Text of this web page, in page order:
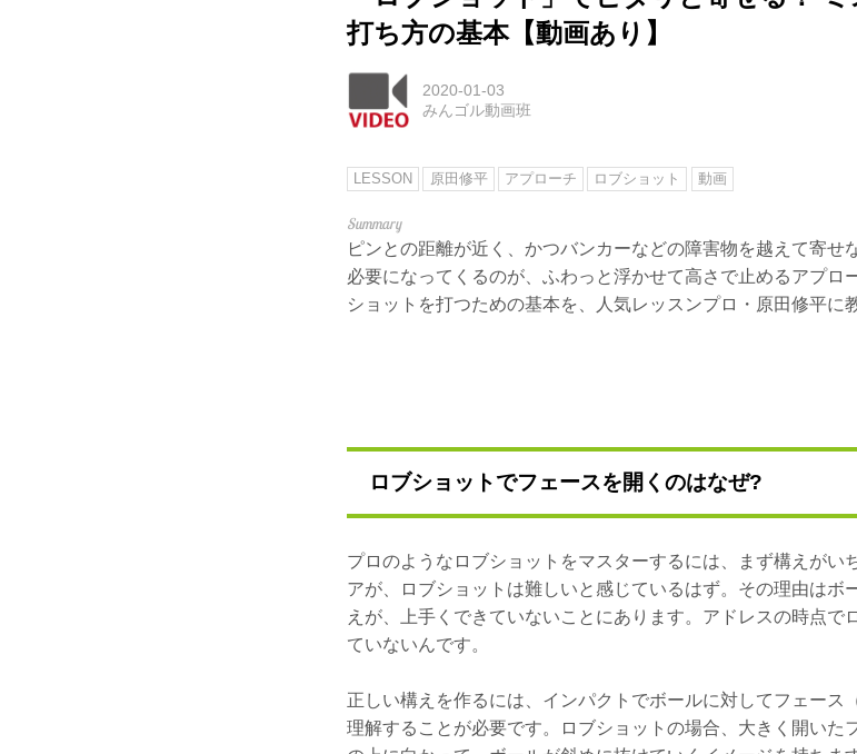
打ち方の基本【動画あり】
2020-01-03
みんゴル動画班
LESSON 原田修平 アプローチ ロブショット 動画
ピンとの距離が近く、かつバンカーなどの障害物を越えて寄せ
必要になってくるのが、ふわっと浮かせて高さで止めるアプロ
ショットを打つための基本を、人気レッスンプロ・原田修平に
ロブショットでフェースを開くのはなぜ?
プロのようなロブショットをマスターするには、まず構えがい
アが、ロブショットは難しいと感じているはず。その理由はボ
えが、上手くできていないことにあります。アドレスの時点で
ていないんです。
正しい構えを作るには、インパクトでボールに対してフェース
理解することが必要です。ロブショットの場合、大きく開いた